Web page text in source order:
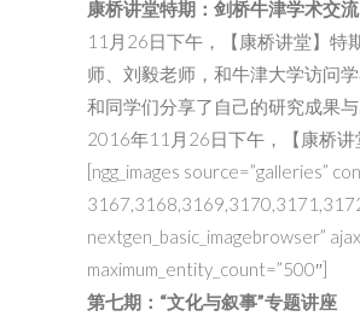
康桥讲堂特期：剑桥牛津学术交
11月26日下午，【康桥讲堂】特
师、刘毅老师，和牛津大学访问
和同学们分享了自己的研究成果与
2016年11月26日下午，【康桥讲
[ngg_images source=”galleries”
nextgen_basic_imagebrowser”
maximum_entity_count=”500″]
第七期：“文化与叙事”专题讲座